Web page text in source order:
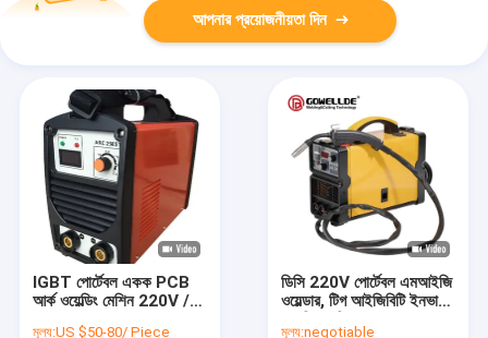
আপনার প্রয়োজনীয়তা দিন
IGBT পোর্টেবল একক PCB
আর্ক ওয়েল্ডিং মেশিন 220V /
মূল্য:US $50-80/ Piece
ডিসি 220V পোর্টেবল এমআইজি
ওয়েল্ডার, টিগ আইজিবিটি ইনভার্টার
মূল্য:negotiable